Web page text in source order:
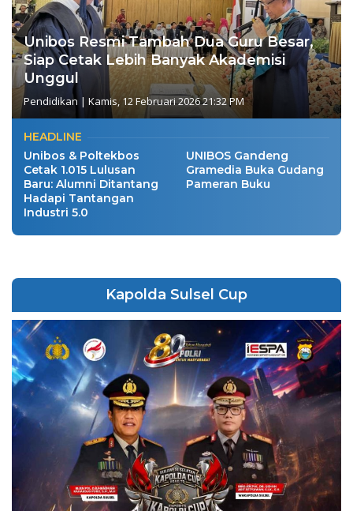
Unibos Resmi Tambah Dua Guru Besar,
Siap Cetak Lebih Banyak Akademisi
Unggul
Pendidikan | Kamis, 12 Februari 2026 21:32 PM
HEADLINE
Unibos & Poltekbos
Cetak 1.015 Lulusan
Baru: Alumni Ditantang
Hadapi Tantangan
Industri 5.0
UNIBOS Gandeng
Gramedia Buka Gudang
Pameran Buku
Kapolda Sulsel Cup